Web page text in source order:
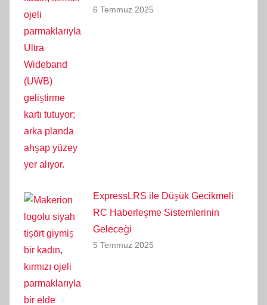
6 Temmuz 2025
ExpressLRS ile Düşük Gecikmeli
RC Haberleşme Sistemlerinin
Geleceği
5 Temmuz 2025